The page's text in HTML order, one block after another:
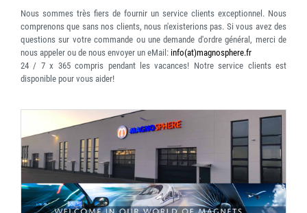
Nous sommes très fiers de fournir un service clients exceptionnel. Nous
comprenons que sans nos clients, nous n'existerions pas. Si vous avez des
questions sur votre commande ou une demande d'ordre général, merci de
nous appeler ou de nous envoyer un eMail: info(at)magnosphere.fr
24 / 7 x 365compris pendant les vacances! Notre service clients est
disponible pour vous aider!